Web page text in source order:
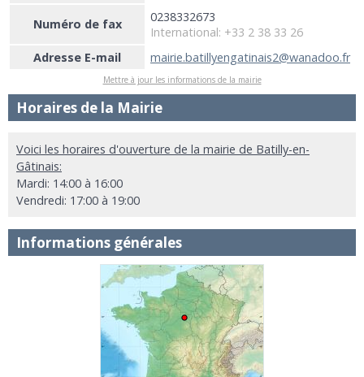
Numéro de fax
0238332673
International: +33 2 38 33 26
Adresse E-mail
mairie.batillyengatinais2@wanadoo.fr
Mettre à jour les informations de la mairie
Horaires de la Mairie
Voici les horaires d'ouverture de la mairie de Batilly-en-
Gâtinais:
Mardi: 14:00 à 16:00
Vendredi: 17:00 à 19:00
Informations générales